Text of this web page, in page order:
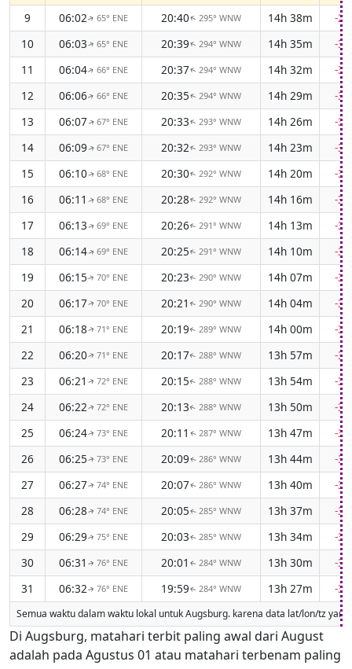
9
06:02↑65° ENE 20:40↑295° WNW 14h 38m
-
10
06:03↑65° ENE 20:39↑294° WNW 14h 35m
-
11
06:04↑66° ENE 20:37↑294° WNW 14h 32m
-
12
06:06↑66° ENE 20:35↑294° WNW 14h 29m
-
13
06:07↑67° ENE 20:33↑293° WNW 14h 26m
-
14
06:09↑67° ENE 20:32↑293° WNW 14h 23m
-
15
06:10↑68° ENE 20:30↑ 292° WNW 14h 20m
-
16
06:11 ↑68° ENE 20:28↑ 292° WNW 14h 16m
-
17
06:13↑69° ENE 20:26↑ 291° WNW 14h 13m
-
18
06:14↑69° ENE 20:25↑ 291° WNW 14h 10m
-
19
06:15↑70° ENE 20:23↑ 290° WNW 14h 07m
-
20
06:17↑70° ENE 20:21 ↑ 290° WNW 14h 04m
-
21
06:18↑71° ENE 20:19↑ 289° WNW 14h 00m
-
22
06:20↑71° ENE 20:17↑ 288° WNW 13h 57m
-
23
06:21 ↑72° ENE 20:15↑ 288° WNW 13h 54m
-
24
06:22↑72° ENE 20:13↑ 288° WNW 13h 50m
-
25
06:24↑73° ENE 20:11 ↑ 287° WNW 13h 47m
-
26
06:25↑73° ENE 20:09↑ 286° WNW 13h 44m
-
27
06:27↑ 74° ENE 20:07↑ 286° WNW 13h 40m
-
28
06:28↑ 74° ENE 20:05↑ 285° WNW 13h 37m
-
29
06:29↑ 75° ENE 20:03↑ 285° WNW 13h 34m
-
30
06:31 ↑ 76° ENE 20:01 ↑ 284° WNW 13h 30m
-
31
06:32↑ 76° ENE 19:59↑ 284° WNW 13h 27m -
Semua waktu dalam waktu lokal untuk Augsburg. karena data lat/lon/tz
Di Augsburg, matahari terbit paling awal dari August
adalah pada Agustus 01 atau matahari terbenam paling